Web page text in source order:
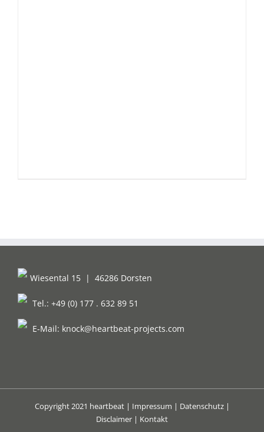
Wiesental 15 | 46286 Dorsten
Tel.: +49 (0) 177 . 632 89 51
E-Mail: knock@heartbeat-projects.com
Copyright 2021 heartbeat | Impressum | Datenschutz|
Disclaimer | Kontakt